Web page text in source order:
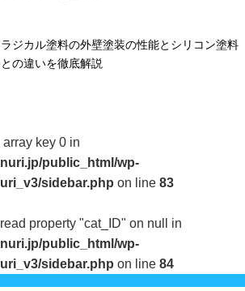
ラジカル塗料の外壁塗装の性能とシリコン塗料
との違いを徹底解説
key 0 in
public_html/wp-
sidebar.php on line 83
property "cat_ID" on null in
public_html/wp-
sidebar.php on line 84